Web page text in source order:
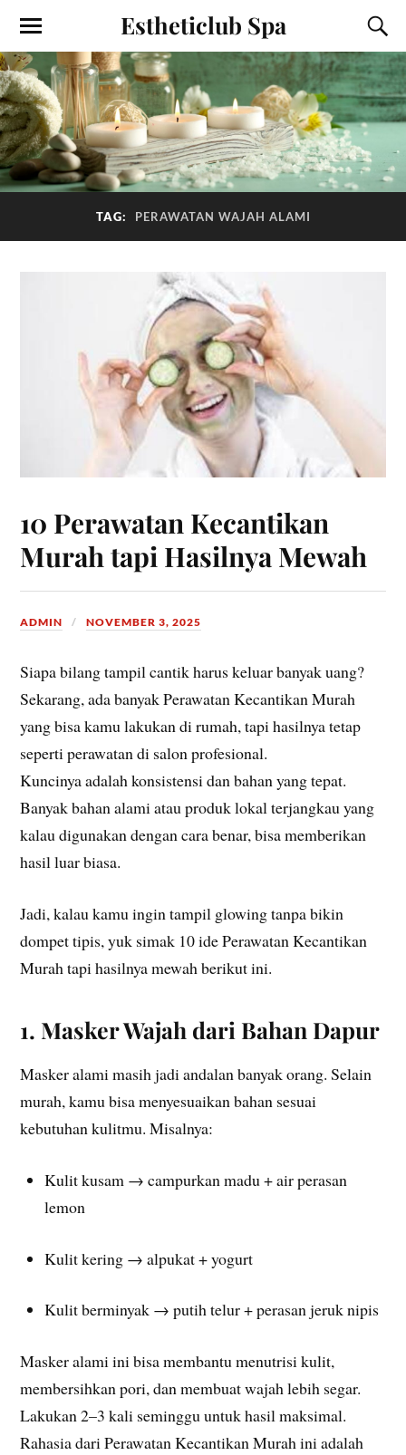
Estheticlub Spa
TAG: PERAWATAN WAJAH ALAMI
10 Perawatan Kecantikan
Murah tapi Hasilnya Mewah
ADMIN NOVEMBER 3, 2025
Siapa bilang tampil cantik harus keluar banyak uang?
Sekarang, ada banyak Perawatan Kecantikan Murah
yang bisa kamu lakukan di rumah, tapi hasilnya tetap
seperti perawatan di salon profesional.
Kuncinya adalah konsistensi dan bahan yang tepat.
Banyak bahan alami atau produk lokal terjangkau yang
kalau digunakan dengan cara benar, bisa memberikan
hasil luar biasa.
Jadi, kalau kamu ingin tampil glowing tanpa bikin
dompet tipis, yuk simak 10 ide Perawatan Kecantikan
Murah tapi hasilnya mewah berikut ini.
1. Masker Wajah dari Bahan Dapur
Masker alami masih jadi andalan banyak orang. Selain
murah, kamu bisa menyesuaikan bahan sesuai
kebutuhan kulitmu. Misalnya:
Kulit kusam → campurkan madu + air perasan
lemon
Kulit kering → alpukat + yogurt
Kulit berminyak → putih telur + perasan jeruk nipis
Masker alami ini bisa membantu menutrisi kulit,
membersihkan pori, dan membuat wajah lebih segar.
Lakukan 2–3 kali seminggu untuk hasil maksimal.
Rahasia dari Perawatan Kecantikan Murah ini adalah